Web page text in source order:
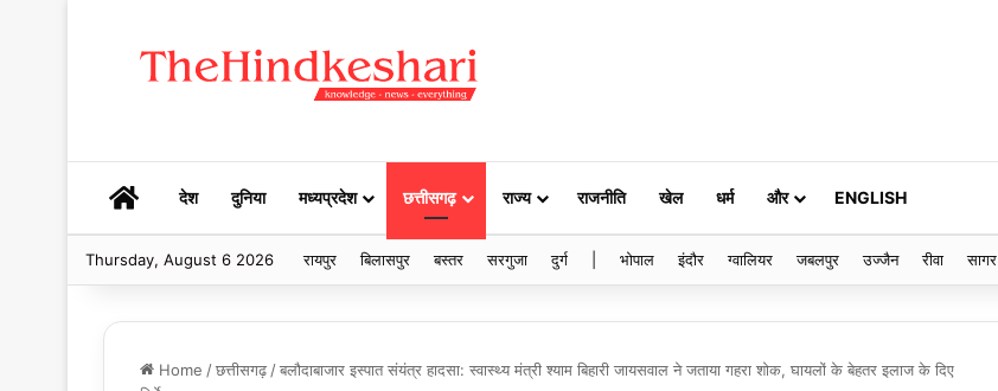
HOMEदेश दुनिया मध्यप्रदेश छत्तीसगढ़ राज्य राजनीति खेल धर्म और ENGLISH
Thursday, August 6 2026 रायपुर बिलासपुर बस्तर सरगुजा दुर्ग भोपाल इंदौर ग्वालियर जबलपुर उज्जैन रीवा सागर
Home /छत्तीसगढ़ /बलौदाबाजार इस्पात संयंत्र हादसा: स्वास्थ्य मंत्री श्याम बिहारी जायसवाल ने जताया गहरा शोक, घायलों के बेहतर इलाज के दिए